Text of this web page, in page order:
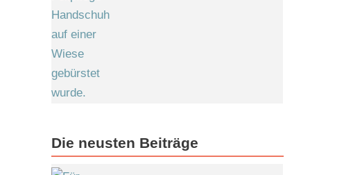
Die neusten Beiträge